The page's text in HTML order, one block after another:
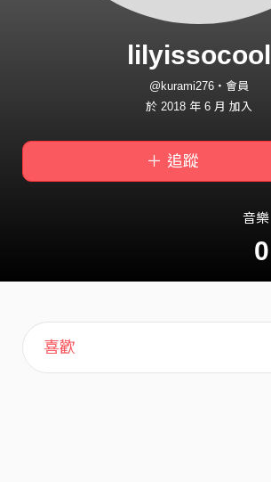
lilyissocool
@kurami276・會員
於 2018 年 6 月 加入
＋ 追蹤
音樂
0
主頁
歌單
喜歡
關於